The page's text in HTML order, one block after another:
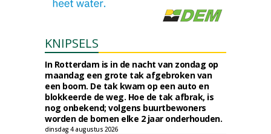
KNIPSELS
In Rotterdam is in de nacht van zondag op
maandag een grote tak afgebroken van
een boom. De tak kwam op een auto en
blokkeerde de weg. Hoe de tak afbrak, is
nog onbekend; volgens buurtbewoners
worden de bomen elke 2 jaar onderhouden.
dinsdag 4 augustus 2026